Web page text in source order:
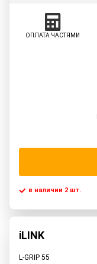
ОПЛАТА ЧАСТЯМИ
в наличии 2 шт.
iLINK
L-GRIP 55